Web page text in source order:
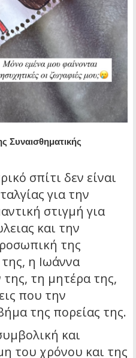
Συναισθηματικής
σπίτι δεν είναι
για την
στιγμή για
και την
της
η Ιωάννα
τη μητέρα της,
που την
της πορείας της.
και
του χρόνου και της